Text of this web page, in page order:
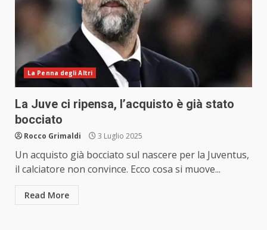
La Penna degli Altri
La Juve ci ripensa, l’acquisto è già stato
bocciato
Rocco Grimaldi 3 Luglio 2025
Un acquisto già bocciato sul nascere per la Juventus,
il calciatore non convince. Ecco cosa si muove...
Read More